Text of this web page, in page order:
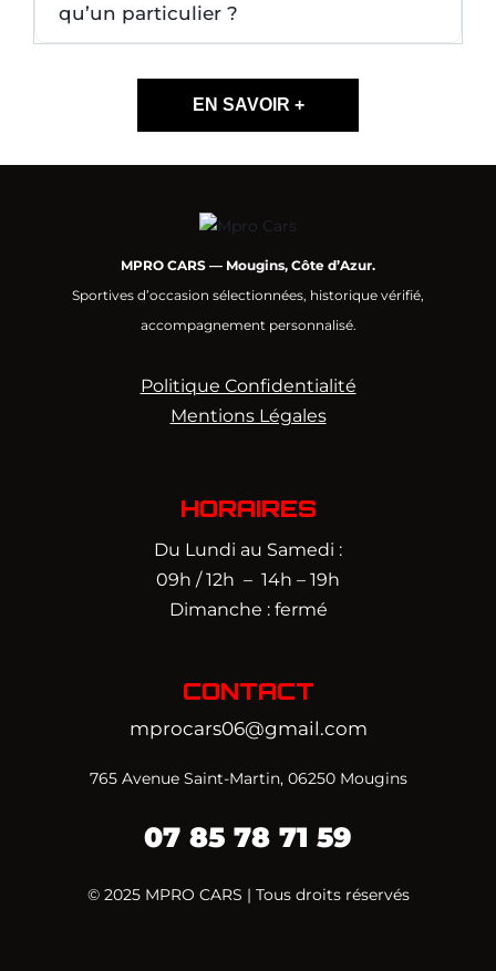
qu’un particulier ?
EN SAVOIR +
MPRO CARS — Mougins, Côte d’Azur.
Sportives d’occasion sélectionnées, historique vérifié,
accompagnement personnalisé.
Politique Confidentialité
Mentions Légales
HORAIRES
Du Lundi au Samedi :
09h / 12h – 14h – 19h
Dimanche : fermé
CONTACT
mprocars06@gmail.com
765 Avenue Saint-Martin, 06250 Mougins
07 85 78 71 59‬
© 2025 MPRO CARS | Tous droits réservés